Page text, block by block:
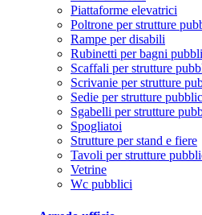
Piattaforme elevatrici
Poltrone per strutture
Rampe per disabili
Rubinetti per bagni
Scaffali per strutture
Scrivanie per strutture
Sedie per strutture
Sgabelli per strutture
Spogliatoi
Strutture per stand e fiere
Tavoli per strutture
Vetrine
Wc pubblici